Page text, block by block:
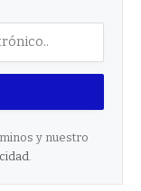
y nuestro